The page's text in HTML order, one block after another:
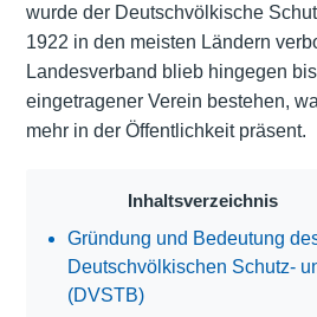
wurde der Deutschvölkische
1922 in den meisten Ländern
Landesverband blieb hingegen
eingetragener Verein bestehen,
mehr in der Öffentlichkeit präsent.
Inhaltsverzeichnis
Gründung und Bedeutung
Deutschvölkischen Schutz-
(DVSTB)